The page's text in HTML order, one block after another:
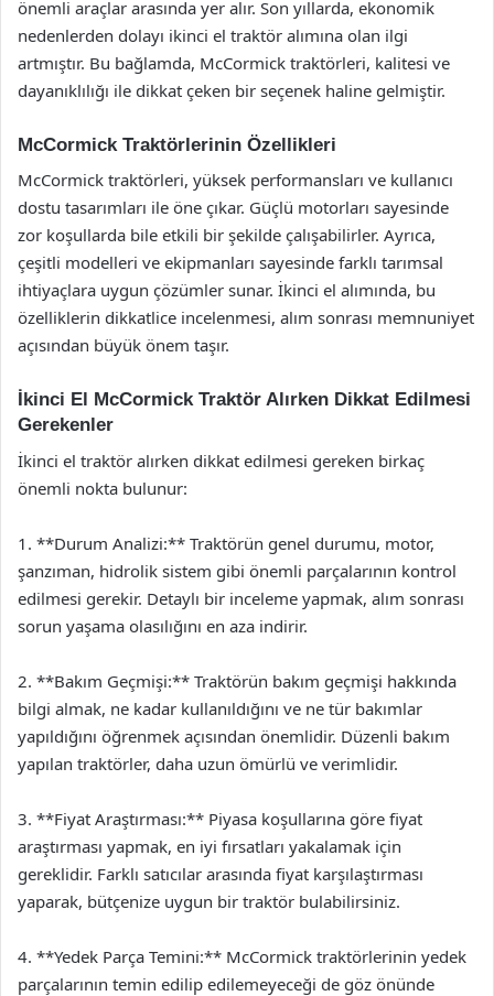
önemli araçlar arasında yer alır. Son yıllarda, ekonomik
nedenlerden dolayı ikinci el traktör alımına olan ilgi
artmıştır. Bu bağlamda, McCormick traktörleri, kalitesi ve
dayanıklılığı ile dikkat çeken bir seçenek haline gelmiştir.
McCormick Traktörlerinin Özellikleri
McCormick traktörleri, yüksek performansları ve kullanıcı
dostu tasarımları ile öne çıkar. Güçlü motorları sayesinde
zor koşullarda bile etkili bir şekilde çalışabilirler. Ayrıca,
çeşitli modelleri ve ekipmanları sayesinde farklı tarımsal
ihtiyaçlara uygun çözümler sunar. İkinci el alımında, bu
özelliklerin dikkatlice incelenmesi, alım sonrası memnuniyet
açısından büyük önem taşır.
İkinci El McCormick Traktör Alırken Dikkat Edilmesi
Gerekenler
İkinci el traktör alırken dikkat edilmesi gereken birkaç
önemli nokta bulunur:
1. **Durum Analizi:** Traktörün genel durumu, motor,
şanzıman, hidrolik sistem gibi önemli parçalarının kontrol
edilmesi gerekir. Detaylı bir inceleme yapmak, alım sonrası
sorun yaşama olasılığını en aza indirir.
2. **Bakım Geçmişi:** Traktörün bakım geçmişi hakkında
bilgi almak, ne kadar kullanıldığını ve ne tür bakımlar
yapıldığını öğrenmek açısından önemlidir. Düzenli bakım
yapılan traktörler, daha uzun ömürlü ve verimlidir.
3. **Fiyat Araştırması:** Piyasa koşullarına göre fiyat
araştırması yapmak, en iyi fırsatları yakalamak için
gereklidir. Farklı satıcılar arasında fiyat karşılaştırması
yaparak, bütçenize uygun bir traktör bulabilirsiniz.
4. **Yedek Parça Temini:** McCormick traktörlerinin yedek
parçalarının temin edilip edilemeyeceği de göz önünde